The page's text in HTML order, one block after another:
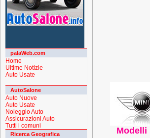
palaWeb.com
Home
Ultime Notizie
Auto Usate
AutoSalone
Auto Nuove
Auto Usate
Noleggio Auto
Assicurazioni Auto
Tutti i comuni
Ricerca Geografica Modelli